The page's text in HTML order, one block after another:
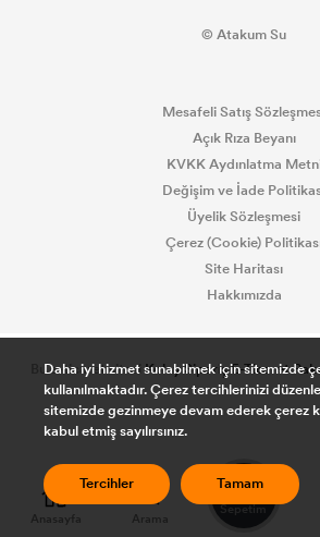
Anasayfa Arama
Sepetim
© Atakum Su
Mesafeli Satış
Açık Rıza Beyanı
KVKK Aydınlatma
Değişim ve İade
Üyelik Sözleşmesi
Çerez (Cookie)
Site Haritası
Hakkımızda
Bu e-ticaret sitesiKolay Sipariş E-Ticaret
Daha iyi hizmet sunabilmek için sitemizde
kullanılmaktadır. Çerez tercihlerinizi
sitemizde gezinmeye devam ederek çerez
kabul etmiş sayılırsınız.
Tercihler Tamam